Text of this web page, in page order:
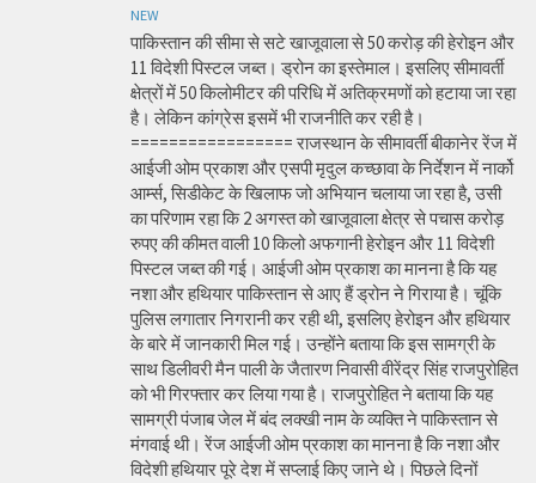
NEW
पाकिस्तान की सीमा से सटे खाजूवाला से 50 करोड़ की हेरोइन और
11 विदेशी पिस्टल जब्त। ड्रोन का इस्तेमाल। इसलिए सीमावर्ती
क्षेत्रों में 50 किलोमीटर की परिधि में अतिक्रमणों को हटाया जा रहा
है। लेकिन कांग्रेस इसमें भी राजनीति कर रही है।
================= राजस्थान के सीमावर्ती बीकानेर रेंज में
आईजी ओम प्रकाश और एसपी मृदुल कच्छावा के निर्देशन में नार्को
आर्म्स, सिडीकेट के खिलाफ जो अभियान चलाया जा रहा है, उसी
का परिणाम रहा कि 2 अगस्त को खाजूवाला क्षेत्र से पचास करोड़
रुपए की कीमत वाली 10 किलो अफगानी हेरोइन और 11 विदेशी
पिस्टल जब्त की गई। आईजी ओम प्रकाश का मानना है कि यह
नशा और हथियार पाकिस्तान से आए हैं ड्रोन ने गिराया है। चूंकि
पुलिस लगातार निगरानी कर रही थी, इसलिए हेरोइन और हथियार
के बारे में जानकारी मिल गई। उन्होंने बताया कि इस सामग्री के
साथ डिलीवरी मैन पाली के जैतारण निवासी वीरेंद्र सिंह राजपुरोहित
को भी गिरफ्तार कर लिया गया है। राजपुरोहित ने बताया कि यह
सामग्री पंजाब जेल में बंद लक्खी नाम के व्यक्ति ने पाकिस्तान से
मंगवाई थी। रेंज आईजी ओम प्रकाश का मानना है कि नशा और
विदेशी हथियार पूरे देश में सप्लाई किए जाने थे। पिछले दिनों